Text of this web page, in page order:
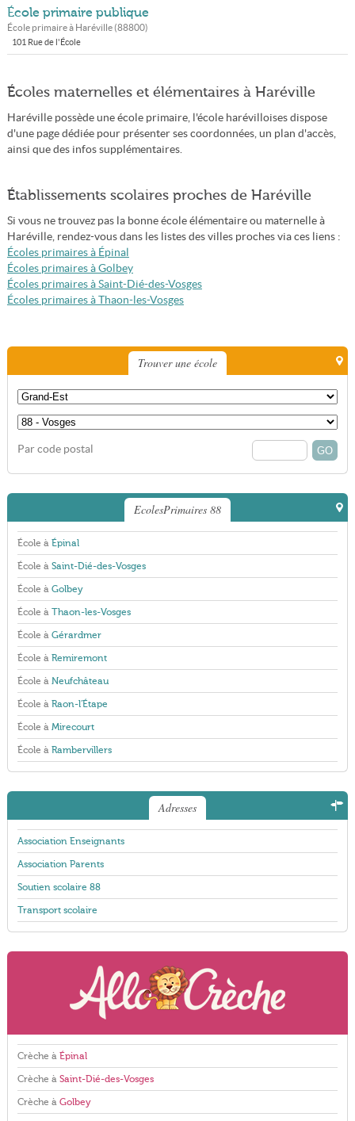
École primaire publique
École primaire à Haréville(88800)
101 Rue de l'École
Écoles maternelles et élémentaires à Haréville
Haréville possède une école primaire, l'école harévilloises dispose
d'une page dédiée pour présenter ses coordonnées, un plan d'accès,
ainsi que des infos supplémentaires.
Établissements scolaires proches de Haréville
Si vous ne trouvez pas la bonne école élémentaire ou maternelle à
Haréville, rendez-vous dans les listes des villes proches via ces liens :
Écoles primaires à Épinal
Écoles primaires à Golbey
Écoles primaires à Saint-Dié-des-Vosges
Écoles primaires à Thaon-les-Vosges
Trouver une école
Par code postal
EcolesPrimaires 88
École à Épinal
École à Saint-Dié-des-Vosges
École à Golbey
École à Thaon-les-Vosges
École à Gérardmer
École à Remiremont
École à Neufchâteau
École à Raon-l'Étape
École à Mirecourt
École à Rambervillers
Adresses
Association Enseignants
Association Parents
Soutien scolaire 88
Transport scolaire
Crèche à Épinal
Crèche à Saint-Dié-des-Vosges
Crèche à Golbey